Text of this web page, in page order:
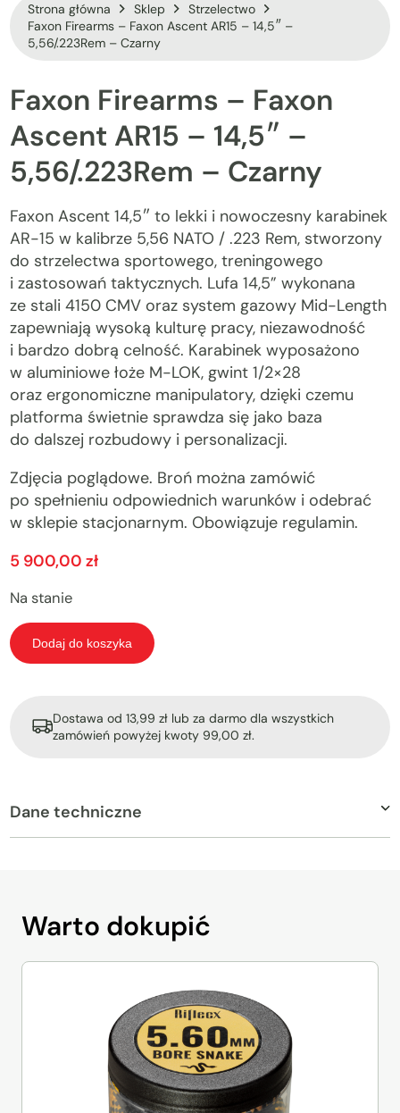
Strona główna Sklep
Strzelectwo
Faxon Firearms – Faxon Ascent AR15 – 14,5″ –
5,56/.223Rem – Czarny
Faxon Firearms – Faxon
Ascent AR15 – 14,5″ –
5,56/.223Rem – Czarny
Faxon Ascent 14,5″ to lekki i nowoczesny karabinek
AR-15 w kalibrze 5,56 NATO / .223 Rem, stworzony
do strzelectwa sportowego, treningowego
i zastosowań taktycznych. Lufa 14,5” wykonana
ze stali 4150 CMV oraz system gazowy Mid-Length
zapewniają wysoką kulturę pracy, niezawodność
i bardzo dobrą celność. Karabinek wyposażono
w aluminiowe łoże M-LOK, gwint 1/2×28
oraz ergonomiczne manipulatory, dzięki czemu
platforma świetnie sprawdza się jako baza
do dalszej rozbudowy i personalizacji.
Zdjęcia poglądowe. Broń można zamówić
po spełnieniu odpowiednich warunków i odebrać
w sklepie stacjonarnym. Obowiązuje regulamin.
5 900,00zł
Na stanie
Dodaj do koszyka
Dostawa od 13,99 zł lub za darmo dla wszystkich
zamówień powyżej kwoty 99,00 zł.
Dane techniczne
Warto dokupić